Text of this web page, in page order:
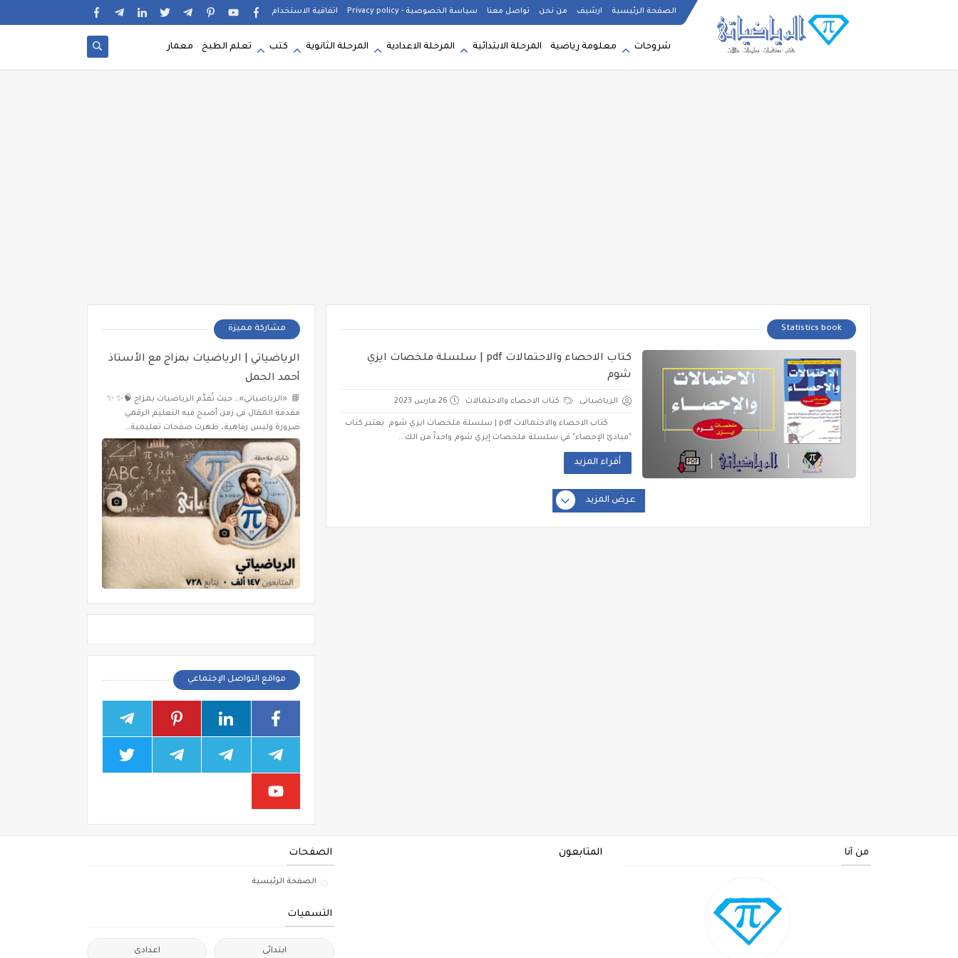
الصفحة الرئيسية ارشيف من نحن تواصل معنا سياسة الخصوصية - Privacy policy اتفاقية الاستخدام
شروحات معلومة رياضية المرحلة الابتدائية المرحلة الاعدادية المرحلة الثانوية كتب تعلم الطبخ معمار
Statistics book
كتاب الاحصاء والاحتمالات pdf | سلسلة ملخصات ايزي
شوم
الرياضياتى كتاب الاحصاء والاحتمالات 26 مارس 2023
كتاب الاحصاء والاحتمالات pdf | سلسلة ملخصات ايزي شوم يعتبر كتاب
"مبادئ الإحصاء" في سلسلة ملخصات إيزي شوم واحداً من الك...
أقراء المزيد
عرض المزيد
مشاركة مميزة
الرياضياتي | الرياضيات بمزاج مع الأستاذ
أحمد الجمل
📘 «الرياضياتي»… حيث تُقدَّم الرياضيات بمزاج 🧠✨ ✨
مقدمة المقال في زمن أصبح فيه التعليم الرقمي
ضرورة وليس رفاهية، ظهرت صفحات تعليمية…
مواقع التواصل الإجتماعي
من أنا المتابعون الصفحات
الصفحة الرئيسية
التسميات
ابتدائى اعدادى